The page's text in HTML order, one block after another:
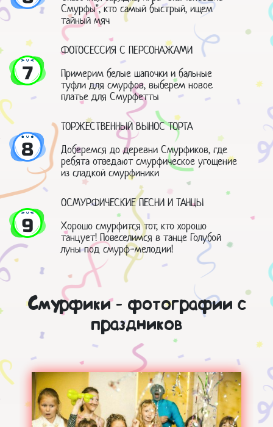
Смурфы", кто самый быстрый, ищем
тайный мяч
7
ФОТОСЕССИЯ С ПЕРСОНАЖАМИ
Примерим белые шапочки и бальные
туфли для смурфов, выберем новое
платье для Смурфетты
8
ТОРЖЕСТВЕННЫЙ ВЫНОС ТОРТА
Доберемся до деревни Смурфиков, где
ребята отведают смурфическое угощение
из сладкой смурфиники
9
ОСМУРФИЧЕСКИЕ ПЕСНИ И ТАНЦЫ
Хорошо смурфится тот, кто хорошо
танцует! Повеселимся в танце Голубой
луны под смурф-мелодии!
Смурфики - фотографии с
праздников